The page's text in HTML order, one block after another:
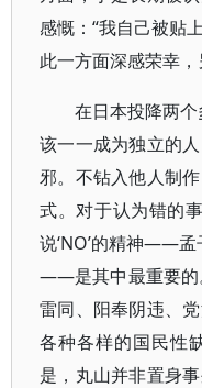
感慨：“我自己被贴
此一方面深感荣幸
在日本投降两
该一一成为独立的
邪。不钻入他人制
式。对于认为错的
说‘NO’的精神——孟
——是其中最重要的
雷同、阳奉阴违、
各种各样的国民性
是，丸山并非置身